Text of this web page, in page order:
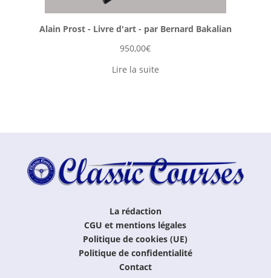
Alain Prost - Livre d'art - par Bernard Bakalian
950,00€
Lire la suite
La rédaction
CGU et mentions légales
Politique de cookies (UE)
Politique de confidentialité
Contact